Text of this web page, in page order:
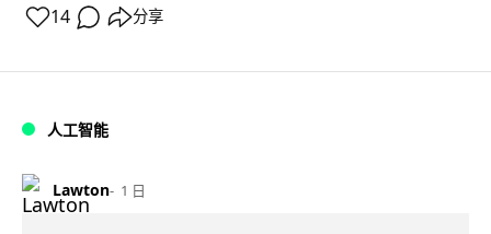
14 分享
人工智能
Lawton 1 日